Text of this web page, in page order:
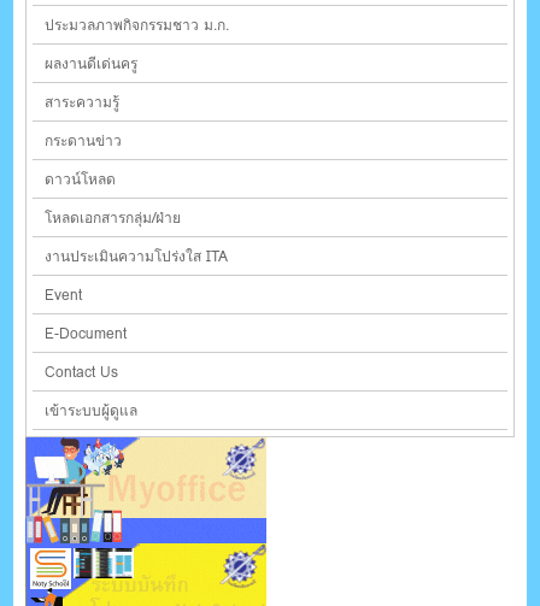
ประมวลภาพกิจกรรมชาว ม.ก.
ผลงานดีเด่นครู
สาระความรู้
กระดานข่าว
ดาวน์โหลด
โหลดเอกสารกลุ่ม/ฝ่าย
งานประเมินความโปร่งใส ITA
Event
E-Document
Contact Us
เข้าระบบผู้ดูแล